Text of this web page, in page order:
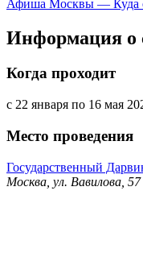
Афиша Москвы — Куда
Информация о
Когда проходит
с 22 января по 16 мая
Место проведения
Государственный
Москва, ул. Вавилова, 57